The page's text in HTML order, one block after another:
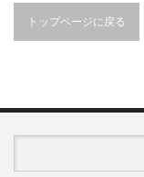
トップページに戻る